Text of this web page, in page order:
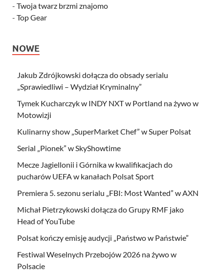
- Twoja twarz brzmi znajomo
- Top Gear
NOWE
Jakub Zdrójkowski dołącza do obsady serialu
„Sprawiedliwi – Wydział Kryminalny”
Tymek Kucharczyk w INDY NXT w Portland na żywo w
Motowizji
Kulinarny show „SuperMarket Chef” w Super Polsat
Serial „Pionek” w SkyShowtime
Mecze Jagiellonii i Górnika w kwalifikacjach do
pucharów UEFA w kanałach Polsat Sport
Premiera 5. sezonu serialu „FBI: Most Wanted” w AXN
Michał Pietrzykowski dołącza do Grupy RMF jako
Head of YouTube
Polsat kończy emisję audycji „Państwo w Państwie”
Festiwal Weselnych Przebojów 2026 na żywo w
Polsacie